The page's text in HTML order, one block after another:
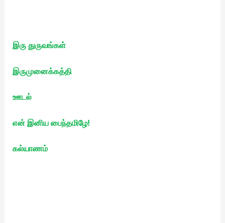
இரு துருவங்கள்
இருமுனைக்கத்தி
ஊடல்
என் இனிய பைந்தமிழே!
கல்யாணம்